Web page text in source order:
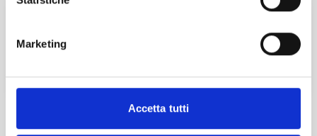
Marketing
Accetta tutti
LEGGE DI BILANCIO SEMINARIO